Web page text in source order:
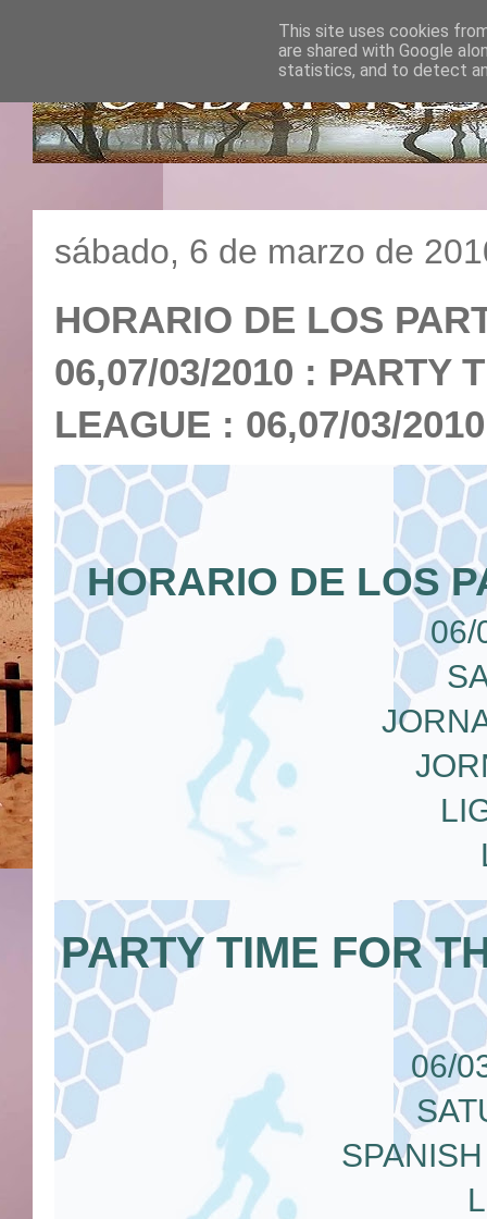
sábado, 6 de marzo de
HORARIO DE LOS
06,07/03/2010 : PARTY
LEAGUE : 06,07/03/
HORARIO DE LOS
06/
PARTY TIME FOR
06/
This site uses cookies
are shared with Google
statistics, and to detect